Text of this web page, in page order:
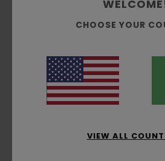
tintura a pigmenti
vestibilità:vestibilità
Collo:Girocollo
Tasca sul petto con
Composizione[Tessuto
CHOOSE YOUR
VIEW ALL